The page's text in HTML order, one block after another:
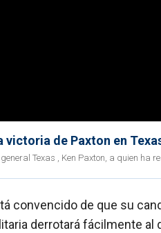
de Paxton en
Texas , Ken Paxton, a quien ha
convencido de que su
derrotará fácilmente